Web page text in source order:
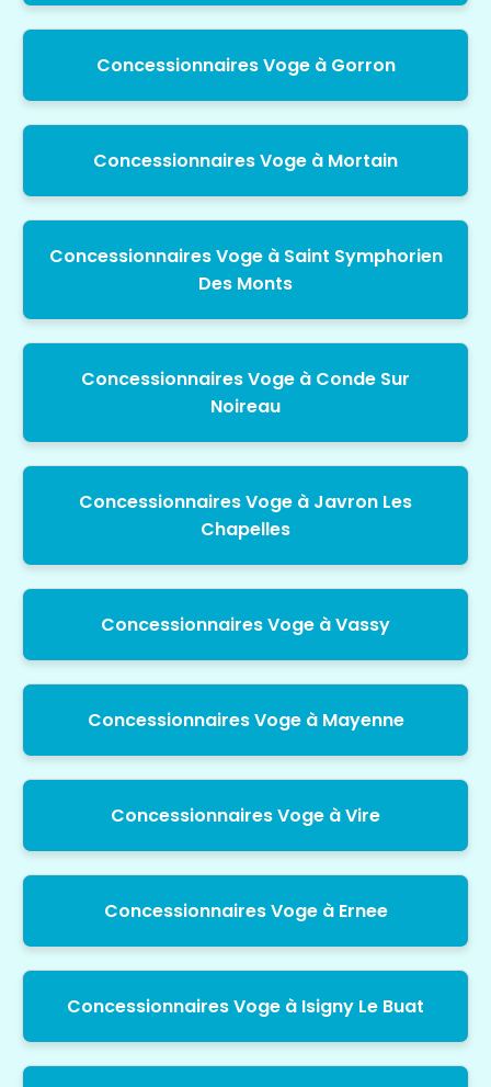
Concessionnaires Voge à Gorron
Concessionnaires Voge à Mortain
Concessionnaires Voge à Saint Symphorien
Des Monts
Concessionnaires Voge à Conde Sur
Noireau
Concessionnaires Voge à Javron Les
Chapelles
Concessionnaires Voge à Vassy
Concessionnaires Voge à Mayenne
Concessionnaires Voge à Vire
Concessionnaires Voge à Ernee
Concessionnaires Voge à Isigny Le Buat